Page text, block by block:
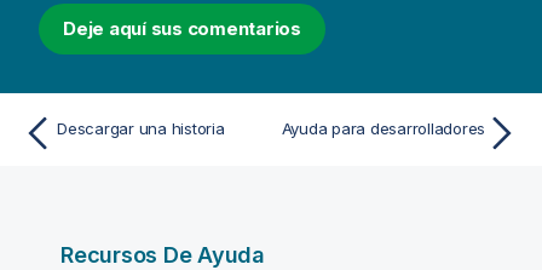
Deje aquí sus comentarios
Descargar una historia Ayuda para desarrolladores
Recursos De Ayuda